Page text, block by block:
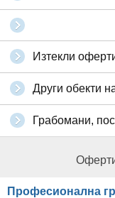
Изтекли
Други обекти
Грабомани,
Професионална